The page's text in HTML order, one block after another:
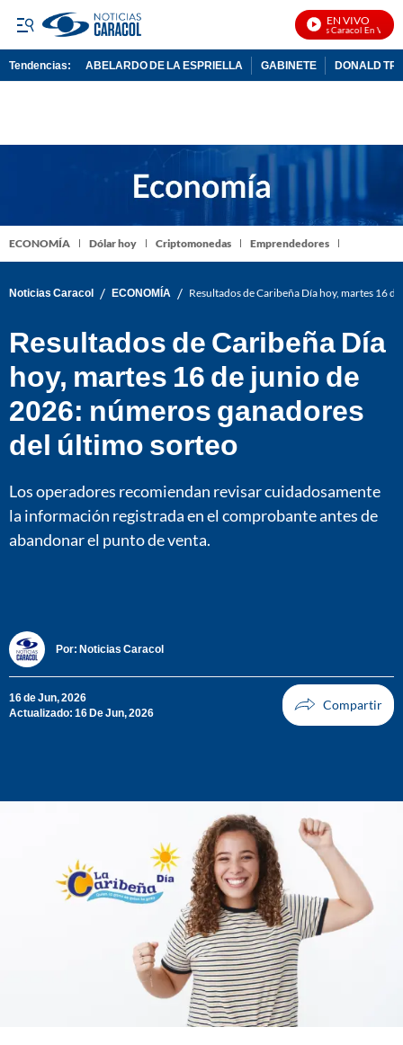
EN VIVO
Noticias Caracol En Vivo
Tendencias: ABELARDO DE LA ESPRIELLA GABINETE DONALD
ECONOMÍA Dólar hoy Criptomonedas Emprendedores
Noticias Caracol / ECONOMÍA / Resultados de Caribeña Día hoy, martes 16
Resultados de Caribeña Día
hoy, martes 16 de junio de
2026: números ganadores
del último sorteo
Los operadores recomiendan revisar cuidadosamente
la información registrada en el comprobante antes de
abandonar el punto de venta.
Por: Noticias Caracol
16 de Jun, 2026
Actualizado: 16 De Jun, 2026